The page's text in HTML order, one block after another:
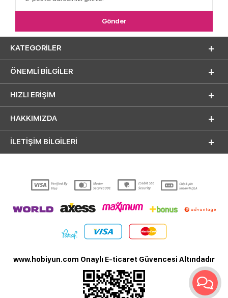
KATEGORILER
ÖNEMLI BILGILER
HIZLI ERIŞIM
HAKKIMIZDA
İLETİŞİM BİLGİLERİ
www.hobiyun.com Onaylı E-ticaret Güvencesi Altındadır